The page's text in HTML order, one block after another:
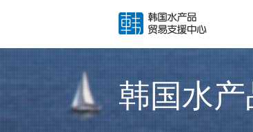
韩国水